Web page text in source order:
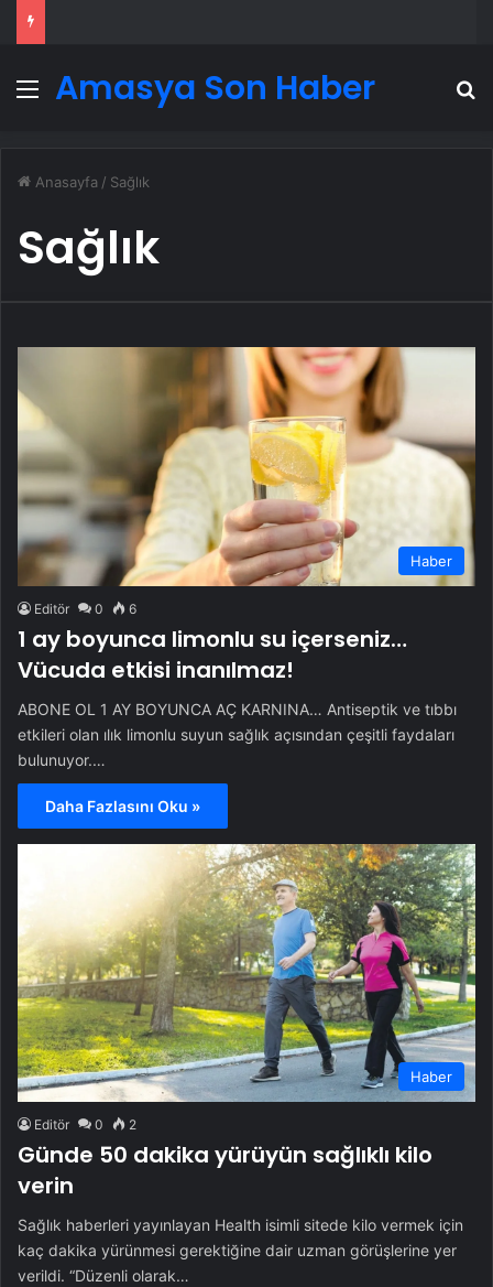
Menü
Amasya Son Haber
Anasayfa / Sağlık
Sağlık
Haber
Editör 0 6
1 ay boyunca limonlu su içerseniz…
Vücuda etkisi inanılmaz!
ABONE OL 1 AY BOYUNCA AÇ KARNINA… Antiseptik ve tıbbı
etkileri olan ılık limonlu suyun sağlık açısından çeşitli faydaları
bulunuyor.…
Daha Fazlasını Oku »
Haber
Editör 0 2
Günde 50 dakika yürüyün sağlıklı kilo
verin
Sağlık haberleri yayınlayan Health isimli sitede kilo vermek için
kaç dakika yürünmesi gerektiğine dair uzman görüşlerine yer
verildi. “Düzenli olarak…